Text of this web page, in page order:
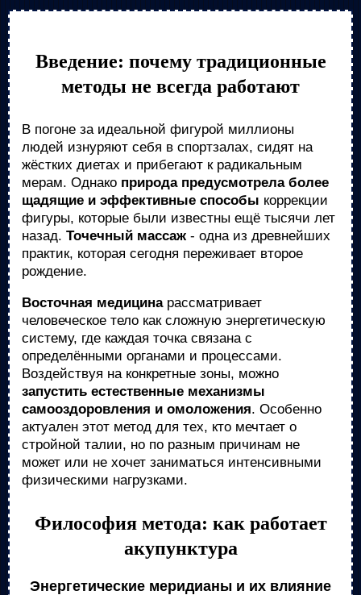
Введение: почему традиционные
методы не всегда работают
В погоне за идеальной фигурой миллионы
людей изнуряют себя в спортзалах, сидят на
жёстких диетах и прибегают к радикальным
мерам. Однако природа предусмотрела более
щадящие и эффективные способы коррекции
фигуры, которые были известны ещё тысячи лет
назад. Точечный массаж - одна из древнейших
практик, которая сегодня переживает второе
рождение.
Восточная медицинарассматривает
человеческое тело как сложную энергетическую
систему, где каждая точка связана с
определёнными органами и процессами.
Воздействуя на конкретные зоны, можно
запустить естественные механизмы
самооздоровления и омоложения. Особенно
актуален этот метод для тех, кто мечтает о
стройной талии, но по разным причинам не
может или не хочет заниматься интенсивными
физическими нагрузками.
Философия метода: как работает
акупунктура
Энергетические меридианы и их влияние